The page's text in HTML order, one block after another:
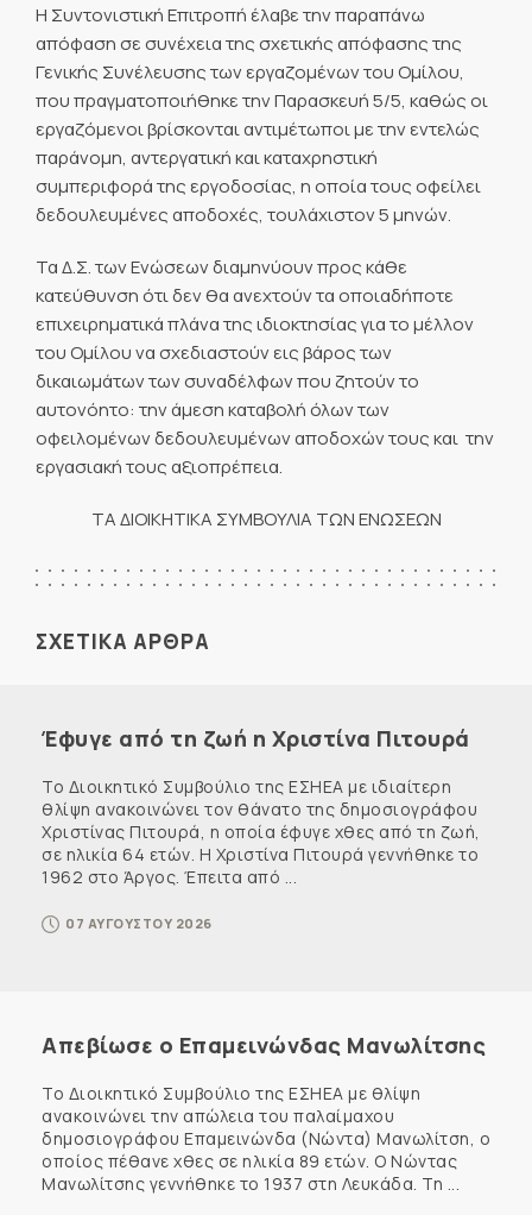
Η Συντονιστική Επιτροπή έλαβε την παραπάνω
απόφαση σε συνέχεια της σχετικής απόφασης της
Γενικής Συνέλευσης των εργαζομένων του Ομίλου,
που πραγματοποιήθηκε την Παρασκευή 5/5, καθώς οι
εργαζόμενοι βρίσκονται αντιμέτωποι με την εντελώς
παράνομη, αντεργατική και καταχρηστική
συμπεριφορά της εργοδοσίας, η οποία τους οφείλει
δεδουλευμένες αποδοχές, τουλάχιστον 5 μηνών.
Τα Δ.Σ. των Ενώσεων διαμηνύουν προς κάθε
κατεύθυνση ότι δεν θα ανεχτούν τα οποιαδήποτε
επιχειρηματικά πλάνα της ιδιοκτησίας για το μέλλον
του Ομίλου να σχεδιαστούν εις βάρος των
δικαιωμάτων των συναδέλφων που ζητούν το
αυτονόητο: την άμεση καταβολή όλων των
οφειλομένων δεδουλευμένων αποδοχών τους και την
εργασιακή τους αξιοπρέπεια.
ΤΑ ΔΙΟΙΚΗΤΙΚΑ ΣΥΜΒΟΥΛΙΑ ΤΩΝ ΕΝΩΣΕΩΝ
ΣΧΕΤΙΚΑ ΑΡΘΡΑ
Έφυγε από τη ζωή η Χριστίνα Πιτουρά
Το Διοικητικό Συμβούλιο της ΕΣΗΕΑ με ιδιαίτερη
θλίψη ανακοινώνει τον θάνατο της δημοσιογράφου
Χριστίνας Πιτουρά, η οποία έφυγε χθες από τη ζωή,
σε ηλικία 64 ετών. Η Χριστίνα Πιτουρά γεννήθηκε το
1962 στο Άργος. Έπειτα από ...
07 ΑΥΓΟΥΣΤΟΥ 2026
Απεβίωσε ο Επαμεινώνδας Μανωλίτσης
Το Διοικητικό Συμβούλιο της ΕΣΗΕΑ με θλίψη
ανακοινώνει την απώλεια του παλαίμαχου
δημοσιογράφου Επαμεινώνδα (Νώντα) Μανωλίτση, ο
οποίος πέθανε χθες σε ηλικία 89 ετών. Ο Νώντας
Μανωλίτσης γεννήθηκε το 1937 στη Λευκάδα. Τη ...